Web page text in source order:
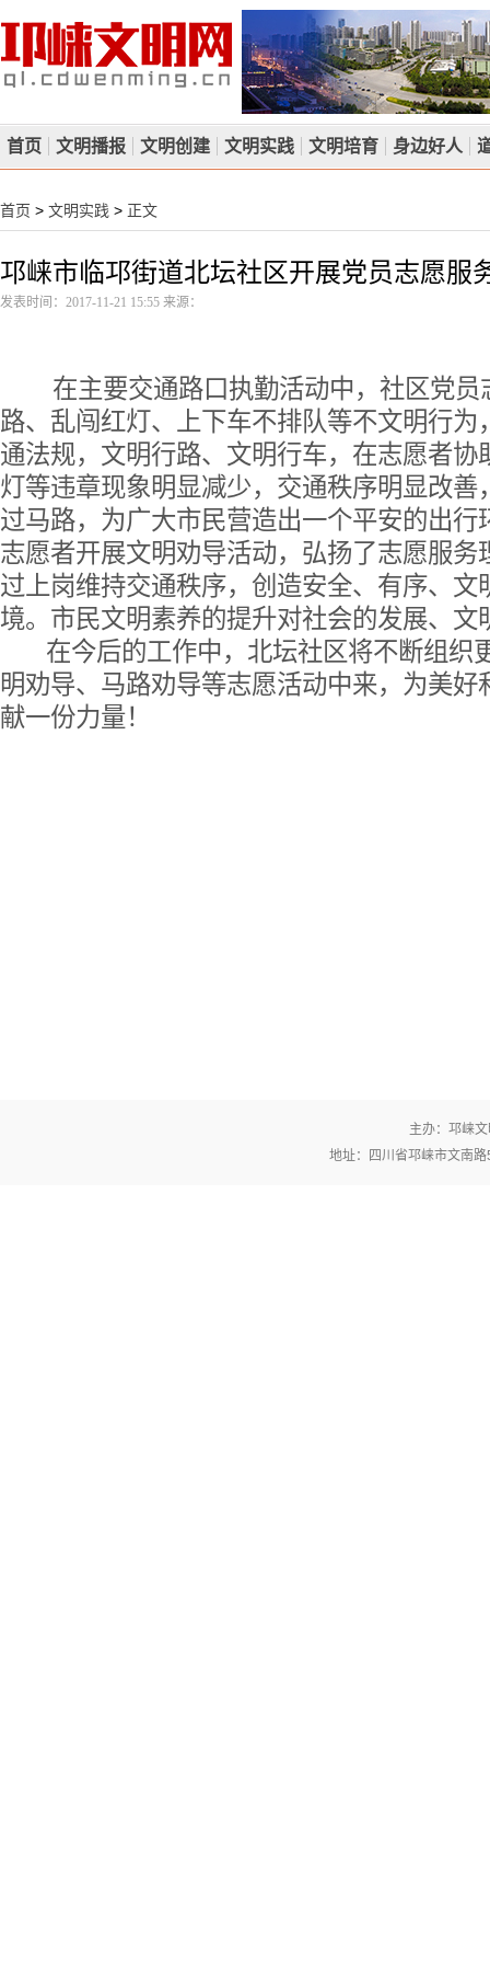
首页 文明播报 文明创建 文明实践 文明培育 身边好人
首页 > 文明实践 > 正文
邛崃市临邛街道北坛社区开展党员志愿服
发表时间：2017-11-21 15:55 来源：
在主要交通路口执勤活动中，社区党员
路、乱闯红灯、上下车不排队等不文明行为
通法规，文明行路、文明行车，在志愿者协
灯等违章现象明显减少，交通秩序明显改善
过马路，为广大市民营造出一个平安的出行
志愿者开展文明劝导活动，弘扬了志愿服务
过上岗维持交通秩序，创造安全、有序、文
境。市民文明素养的提升对社会的发展、文
在今后的工作中，北坛社区将不断组织
明劝导、马路劝导等志愿活动中来，为美好
献一份力量！
主办：邛崃
地址：四川省邛崃市文南